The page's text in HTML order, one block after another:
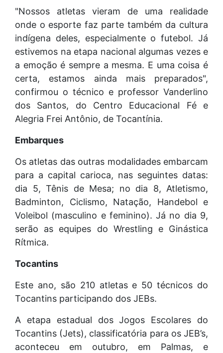
"Nossos atletas vieram de uma realidade
onde o esporte faz parte também da cultura
indígena deles, especialmente o futebol. Já
estivemos na etapa nacional algumas vezes e
a emoção é sempre a mesma. E uma coisa é
certa, estamos ainda mais preparados",
confirmou o técnico e professor Vanderlino
dos Santos, do Centro Educacional Fé e
Alegria Frei Antônio, de Tocantínia.
Embarques
Os atletas das outras modalidades embarcam
para a capital carioca, nas seguintes datas:
dia 5, Tênis de Mesa; no dia 8, Atletismo,
Badminton, Ciclismo, Natação, Handebol e
Voleibol (masculino e feminino). Já no dia 9,
serão as equipes do Wrestling e Ginástica
Rítmica.
Tocantins
Este ano, são 210 atletas e 50 técnicos do
Tocantins participando dos JEBs.
A etapa estadual dos Jogos Escolares do
Tocantins (Jets), classificatória para os JEB’s,
aconteceu em outubro, em Palmas, e